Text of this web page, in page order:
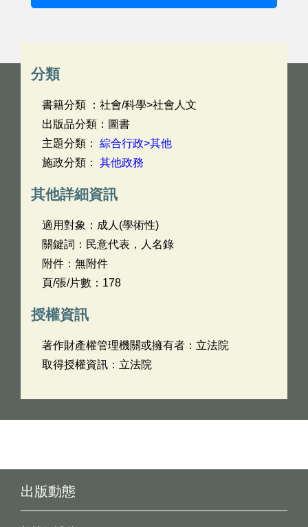
分類
書籍分類 ：社會/科學>社會人文
出版品分類：圖書
主題分類： 綜合行政>其他
施政分類： 其他政務
其他詳細資訊
適用對象：成人(學術性)
關鍵詞：民意代表，人名錄
附件：無附件
頁/張/片數：178
授權資訊
著作財產權管理機關或擁有者：立法院
取得授權資訊：立法院
出版動態